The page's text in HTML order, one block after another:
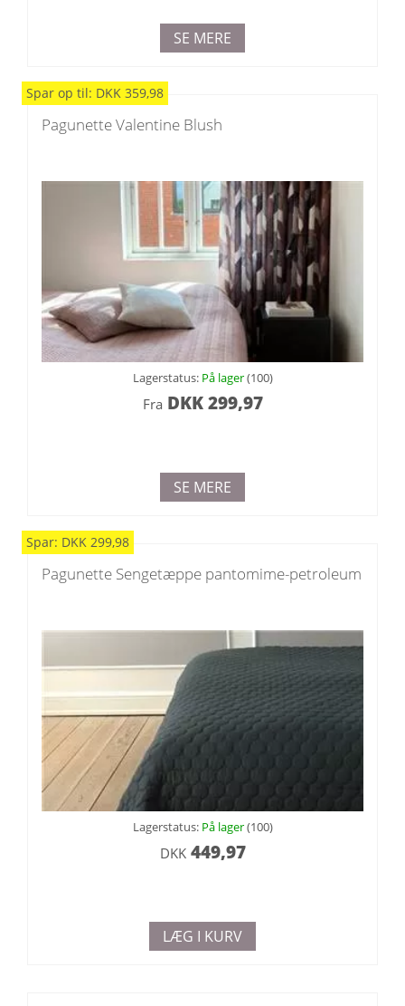
SE MERE
Spar op til: DKK 359,98
Pagunette Valentine Blush
Lagerstatus: På lager(100)
Fra DKK299,97
SE MERE
Spar: DKK 299,98
Pagunette Sengetæppe pantomime-petroleum
Lagerstatus: På lager(100)
DKK449,97
LÆG I KURV